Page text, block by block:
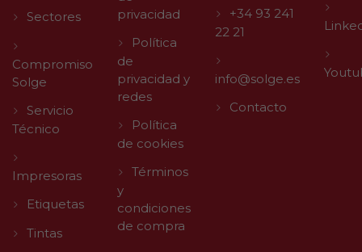
Sectores
Compromiso
Solge
Servicio
Técnico
Impresoras
Etiquetas
Tintas
privacidad
Política
de
privacidad y
redes
Política
de cookies
Términos
y
condiciones
de compra
+34 93 241
22 21
info@solge.es
Contacto